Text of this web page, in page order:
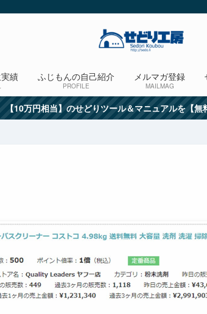
績 ふじもんの自己紹介
PROFILE
メルマガ登録
MAILMAG
【10万円相当】のせどりツール＆マニュアルを【無